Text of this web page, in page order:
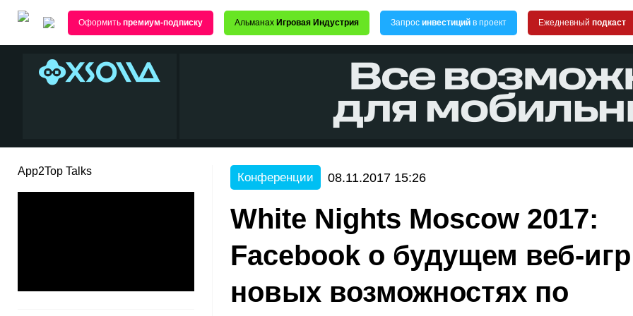
Оформить премиум-подписку Альманах Игровая Индустрия Запрос инвестиций в проект Ежедневный подкаст
App2Top Talks Конференции 08.11.2017 15:26
White Nights Moscow 2017:
Facebook о будущем веб-
новых возможностях по